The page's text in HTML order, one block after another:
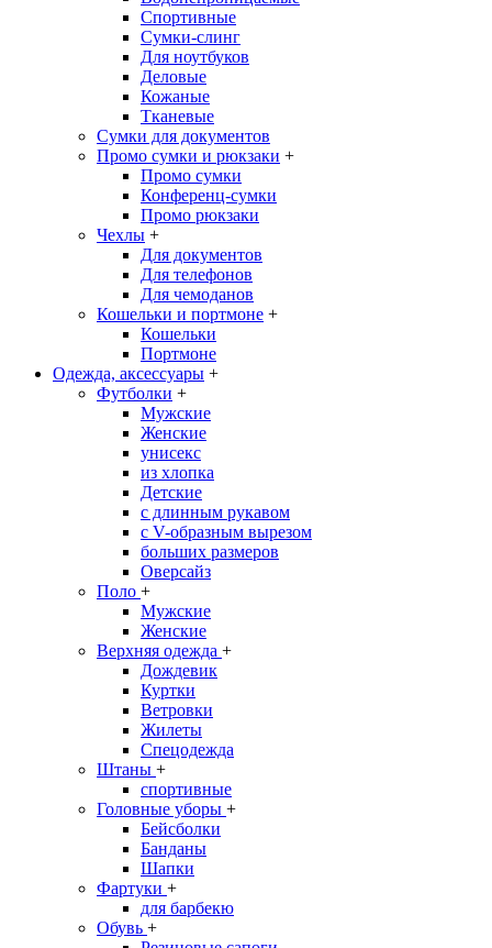
Спортивные
Сумки-слинг
Для ноутбуков
Деловые
Кожаные
Тканевые
Сумки для документов
Промо сумки и рюкзаки +
Промо сумки
Конференц-сумки
Промо рюкзаки
Чехлы +
Для документов
Для телефонов
Для чемоданов
Кошельки и портмоне +
Кошельки
Портмоне
Одежда, аксессуары +
Футболки +
Мужские
Женские
унисекс
из хлопка
Детские
с длинным рукавом
с V-образным вырезом
больших размеров
Оверсайз
Поло +
Мужские
Женские
Верхняя одежда +
Дождевик
Куртки
Ветровки
Жилеты
Спецодежда
Штаны +
спортивные
Головные уборы +
Бейсболки
Банданы
Шапки
Фартуки +
для барбекю
Обувь +